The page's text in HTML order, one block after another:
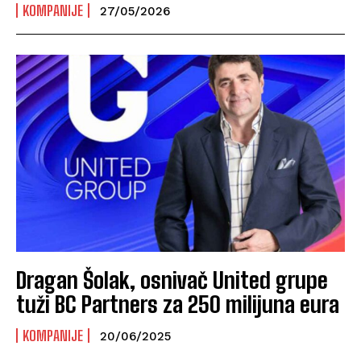
KOMPANIJE 27/05/2026
Dragan Šolak, osnivač United grupe
tuži BC Partners za 250 milijuna eura
KOMPANIJE 20/06/2025